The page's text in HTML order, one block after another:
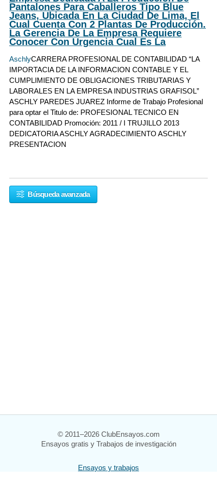
Pantalones Para Caballeros Tipo Blue
Jeans, Ubicada En La Ciudad De Lima, El
Cual Cuenta Con 2 Plantas De Producción.
La Gerencia De La Empresa Requiere
Conocer Con Urgencia Cual Es La
AschlyCARRERA PROFESIONAL DE CONTABILIDAD “LA
IMPORTACIA DE LA INFORMACION CONTABLE Y EL
CUMPLIMIENTO DE OBLIGACIONES TRIBUTARIAS Y
LABORALES EN LA EMPRESA INDUSTRIAS GRAFISOL”
ASCHLY PAREDES JUAREZ Informe de Trabajo Profesional
para optar el Titulo de: PROFESIONAL TECNICO EN
CONTABILIDAD Promoción: 2011 / I TRUJILLO 2013
DEDICATORIA ASCHLY AGRADECIMIENTO ASCHLY
PRESENTACION
Búsqueda avanzada
© 2011–2026 ClubEnsayos.com
Ensayos gratis y Trabajos de investigación
Ensayos y trabajos